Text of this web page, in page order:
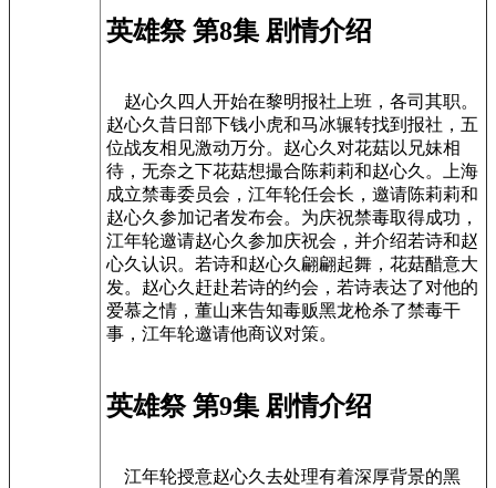
英雄祭 第8集 剧情介绍
赵心久四人开始在黎明报社上班，各司其职。
赵心久昔日部下钱小虎和马冰辗转找到报社，五
位战友相见激动万分。赵心久对花菇以兄妹相
待，无奈之下花菇想撮合陈莉莉和赵心久。上海
成立禁毒委员会，江年轮任会长，邀请陈莉莉和
赵心久参加记者发布会。为庆祝禁毒取得成功，
江年轮邀请赵心久参加庆祝会，并介绍若诗和赵
心久认识。若诗和赵心久翩翩起舞，花菇醋意大
发。赵心久赶赴若诗的约会，若诗表达了对他的
爱慕之情，董山来告知毒贩黑龙枪杀了禁毒干
事，江年轮邀请他商议对策。
英雄祭 第9集 剧情介绍
江年轮授意赵心久去处理有着深厚背景的黑